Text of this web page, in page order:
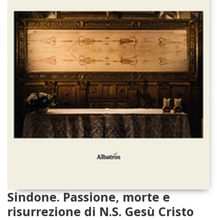
Sindone. Passione, morte e
risurrezione di N.S. Gesù Cristo